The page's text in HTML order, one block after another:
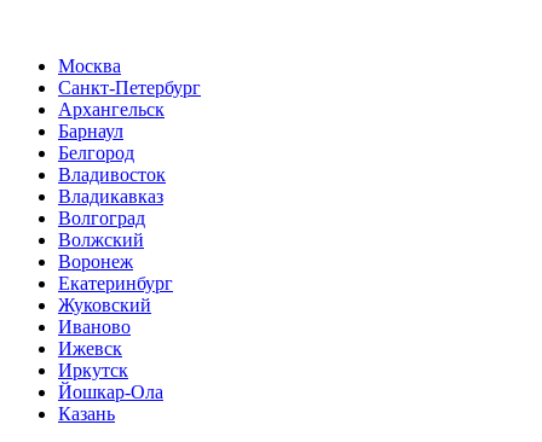
Москва
Санкт-Петербург
Архангельск
Барнаул
Белгород
Владивосток
Владикавказ
Волгоград
Волжский
Воронеж
Екатеринбург
Жуковский
Иваново
Ижевск
Иркутск
Йошкар-Ола
Казань